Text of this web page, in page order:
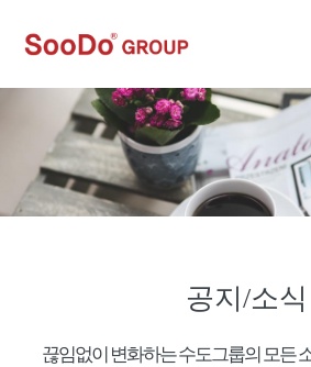
공지/소식
끊임없이 변화하는 수도그룹의 모든